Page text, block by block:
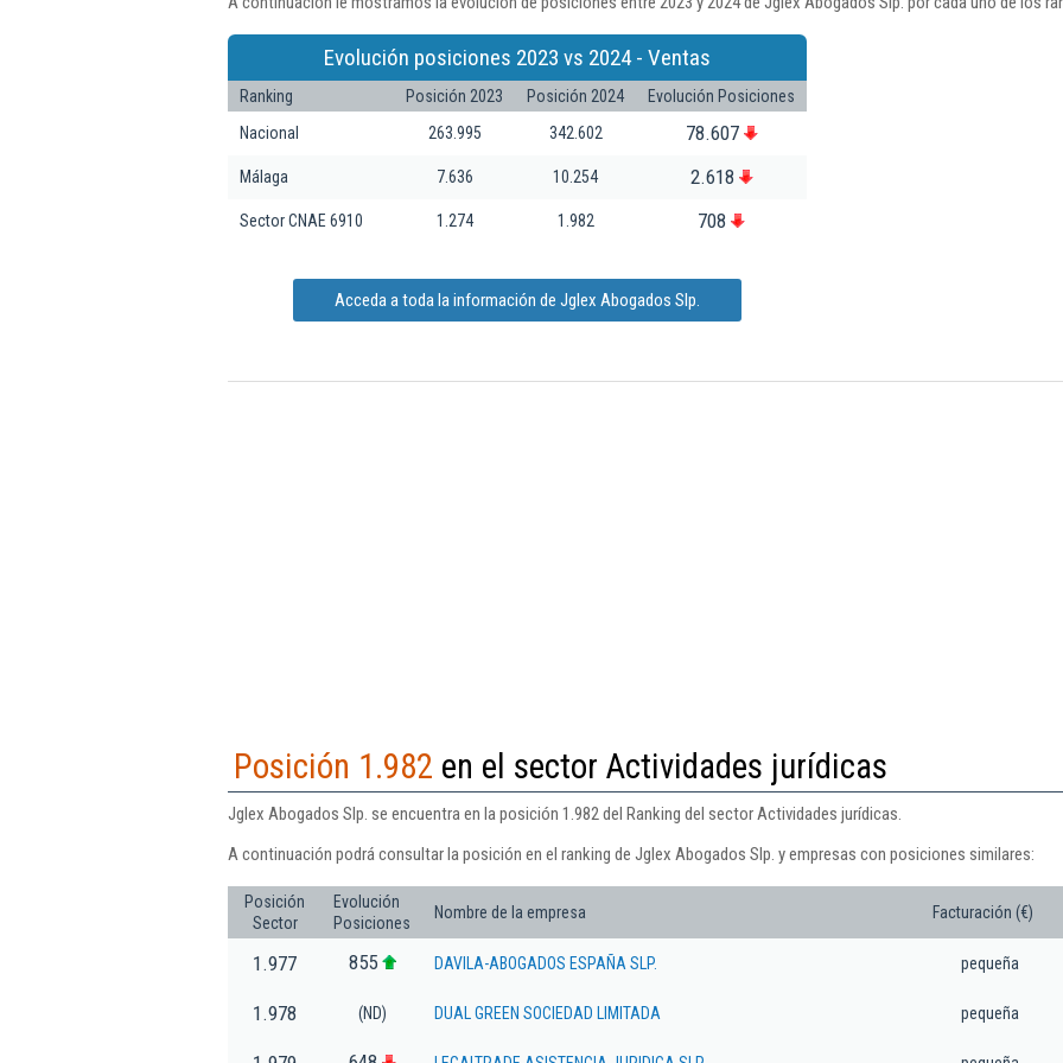
Evolución posiciones 2023 vs 2024 - Ventas
Ranking Posición 2023 Posición 2024
Evolución Posiciones
Nacional
263.995 342.602 78.607
Málaga 7.636 10.254 2.618
Sector CNAE 6910 1.274 1.982 708
Acceda a toda la información de Jglex Abogados Slp.
Posición 1.982 en el sector Actividades jurídicas
Jglex Abogados Slp. se encuentra en la posición 1.982 del Ranking del sector Actividades jurídicas.
A continuación podrá consultar la posición en el ranking de Jglex Abogados Slp. y empresas con posiciones similares:
Posición
Sector
Evolución
Posiciones
Nombre de la empresa Facturación (€)
1.977 855 DAVILA-ABOGADOS ESPAÑA SLP. pequeña
1.978 (ND) DUAL GREEN SOCIEDAD LIMITADA pequeña